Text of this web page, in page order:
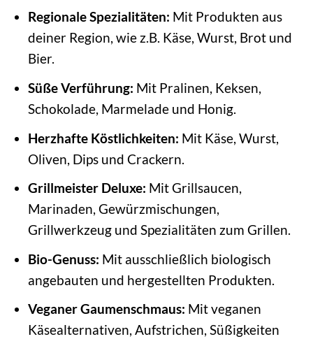
Regionale Spezialitäten: Mit Produkten aus
deiner Region, wie z.B. Käse, Wurst, Brot und
Bier.
Süße Verführung: Mit Pralinen, Keksen,
Schokolade, Marmelade und Honig.
Herzhafte Köstlichkeiten: Mit Käse, Wurst,
Oliven, Dips und Crackern.
Grillmeister Deluxe: Mit Grillsaucen,
Marinaden, Gewürzmischungen,
Grillwerkzeug und Spezialitäten zum Grillen.
Bio-Genuss: Mit ausschließlich biologisch
angebauten und hergestellten Produkten.
Veganer Gaumenschmaus: Mit veganen
Käsealternativen, Aufstrichen, Süßigkeiten